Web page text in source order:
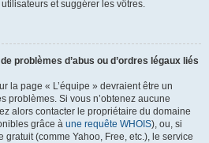
et suggérer les vôtres.
problèmes d’abus ou d’ordres légaux liés
la page « L’équipe » devraient être un
problèmes. Si vous n’obtenez aucune
alors contacter le propriétaire du domaine
grâce à une requête WHOIS), ou, si
(comme Yahoo, Free, etc.), le service